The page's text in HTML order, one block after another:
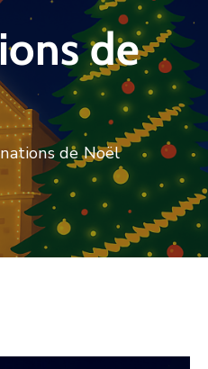
de
de Noël